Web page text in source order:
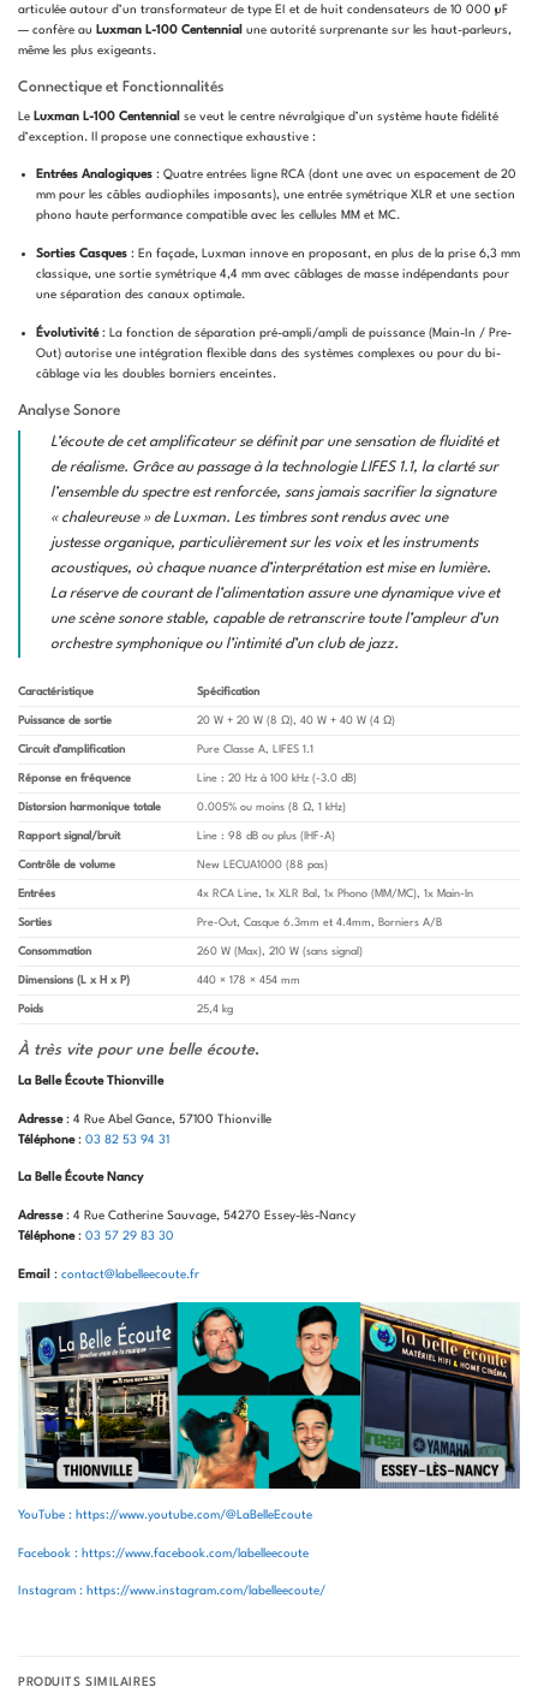
articulée autour d’un transformateur de type EI et de huit condensateurs de 10 000 µF
— confère au Luxman L-100 Centennial une autorité surprenante sur les haut-parleurs,
même les plus exigeants.
Connectique et Fonctionnalités
Le Luxman L-100 Centennial se veut le centre névralgique d’un système haute fidélité
d’exception. Il propose une connectique exhaustive :
Entrées Analogiques: Quatre entrées ligne RCA (dont une avec un espacement de 20
mm pour les câbles audiophiles imposants), une entrée symétrique XLR et une section
phono haute performance compatible avec les cellules MM et MC.
Sorties Casques: En façade, Luxman innove en proposant, en plus de la prise 6,3 mm
classique, une sortie symétrique 4,4 mm avec câblages de masse indépendants pour
une séparation des canaux optimale.
Évolutivité: La fonction de séparation pré-ampli/ampli de puissance (Main-In / Pre-
Out) autorise une intégration flexible dans des systèmes complexes ou pour du bi-
câblage via les doubles borniers enceintes.
Analyse Sonore
L’écoute de cet amplificateur se définit par une sensation de fluidité et
de réalisme. Grâce au passage à la technologie LIFES 1.1, la clarté sur
l’ensemble du spectre est renforcée, sans jamais sacrifier la signature
« chaleureuse » de Luxman. Les timbres sont rendus avec une
justesse organique, particulièrement sur les voix et les instruments
acoustiques, où chaque nuance d’interprétation est mise en lumière.
La réserve de courant de l’alimentation assure une dynamique vive et
une scène sonore stable, capable de retranscrire toute l’ampleur d’un
orchestre symphonique ou l’intimité d’un club de jazz.
Caractéristique Spécification
Puissance de sortie 20 W + 20 W (8 Ω), 40 W + 40 W (4 Ω)
Circuit d’amplification Pure Classe A, LIFES 1.1
Réponse en fréquence Line : 20 Hz à 100 kHz (-3.0 dB)
Distorsion harmonique totale 0.005% ou moins (8 Ω, 1 kHz)
Rapport signal/bruit Line : 98 dB ou plus (IHF-A)
Contrôle de volume New LECUA1000 (88 pas)
Entrées 4x RCA Line, 1x XLR Bal, 1x Phono (MM/MC), 1x Main-In
Sorties Pre-Out, Casque 6.3mm et 4.4mm, Borniers A/B
Consommation 260 W (Max), 210 W (sans signal)
Dimensions (L x H x P) 440 × 178 × 454 mm
Poids 25,4 kg
À très vite pour une belle écoute.
La Belle Écoute Thionville
Adresse: 4 Rue Abel Gance, 57100 Thionville
Téléphone: 03 82 53 94 31
La Belle Écoute Nancy
Adresse: 4 Rue Catherine Sauvage, 54270 Essey-lès-Nancy
Téléphone: 03 57 29 83 30
Email : contact@labelleecoute.fr
YouTube : https://www.youtube.com/@LaBelleEcoute
Facebook : https://www.facebook.com/labelleecoute
Instagram : https://www.instagram.com/labelleecoute/
PRODUITS SIMILAIRES